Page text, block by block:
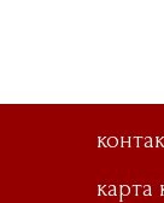
карта